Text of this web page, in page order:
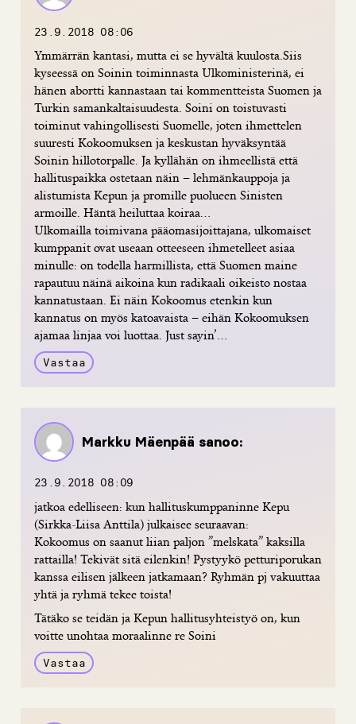
23.9.2018 08:06
Ymmärrän kantasi, mutta ei se hyvältä kuulosta.Siis
kyseessä on Soinin toiminnasta Ulkoministerinä, ei
hänen abortti kannastaan tai kommentteista Suomen ja
Turkin samankaltaisuudesta. Soini on toistuvasti
toiminut vahingollisesti Suomelle, joten ihmettelen
suuresti Kokoomuksen ja keskustan hyväksyntää
Soinin hillotorpalle. Ja kyllähän on ihmeellistä että
hallituspaikka ostetaan näin – lehmänkauppoja ja
alistumista Kepun ja promille puolueen Sinisten
armoille. Häntä heiluttaa koiraa…
Ulkomailla toimivana pääomasijoittajana, ulkomaiset
kumppanit ovat useaan otteeseen ihmetelleet asiaa
minulle: on todella harmillista, että Suomen maine
rapautuu näinä aikoina kun radikaali oikeisto nostaa
kannatustaan. Ei näin Kokoomus etenkin kun
kannatus on myös katoavaista – eihän Kokoomuksen
ajamaa linjaa voi luottaa. Just sayin’…
Vastaa
Markku Mäenpää sanoo:
23.9.2018 08:09
jatkoa edelliseen: kun hallituskumppaninne Kepu
(Sirkka-Liisa Anttila) julkaisee seuraavan:
Kokoomus on saanut liian paljon ”melskata” kaksilla
rattailla! Tekivät sitä eilenkin! Pystyykö petturiporukan
kanssa eilisen jälkeen jatkamaan? Ryhmän pj vakuuttaa
yhtä ja ryhmä tekee toista!
Tätäko se teidän ja Kepun hallitusyhteistyö on, kun
voitte unohtaa moraalinne re Soini
Vastaa